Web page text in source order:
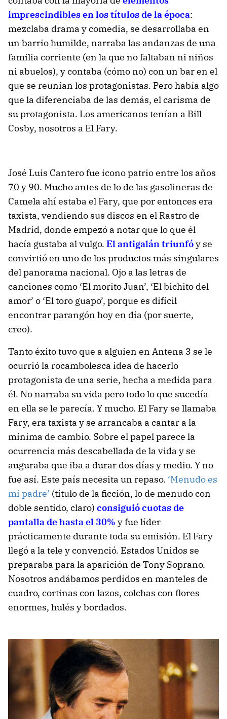
imprescindibles en los títulos de la época:
mezclaba drama y comedia, se desarrollaba en
un barrio humilde, narraba las andanzas de una
familia corriente (en la que no faltaban ni niños
ni abuelos), y contaba (cómo no) con un bar en el
que se reunían los protagonistas. Pero había algo
que la diferenciaba de las demás, el carisma de
su protagonista. Los americanos tenían a Bill
Cosby, nosotros a El Fary.
José Luis Cantero fue icono patrio entre los años
70 y 90. Mucho antes de lo de las gasolineras de
Camela ahí estaba el Fary, que por entonces era
taxista, vendiendo sus discos en el Rastro de
Madrid, donde empezó a notar que lo que él
hacía gustaba al vulgo. El antigalán triunfóy se
convirtió en uno de los productos más singulares
del panorama nacional. Ojo a las letras de
canciones como ‘El morito Juan’, ‘El bichito del
amor’ o ‘El toro guapo’, porque es difícil
encontrar parangón hoy en día (por suerte,
creo).
Tanto éxito tuvo que a alguien en Antena 3 se le
ocurrió la rocambolesca idea de hacerlo
protagonista de una serie, hecha a medida para
él. No narraba su vida pero todo lo que sucedía
en ella se le parecía. Y mucho. El Fary se llamaba
Fary, era taxista y se arrancaba a cantar a la
mínima de cambio. Sobre el papel parece la
ocurrencia más descabellada de la vida y se
auguraba que iba a durar dos días y medio. Y no
fue así. Este país necesita un repaso. ‘Menudo es
mi padre’ (título de la ficción, lo de menudo con
doble sentido, claro) consiguió cuotas de
pantalla de hasta el 30% y fue líder
prácticamente durante toda su emisión. El Fary
llegó a la tele y convenció. Estados Unidos se
preparaba para la aparición de Tony Soprano.
Nosotros andábamos perdidos en manteles de
cuadro, cortinas con lazos, colchas con flores
enormes, hulés y bordados.